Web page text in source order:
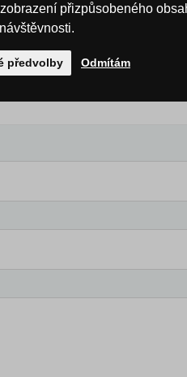
přizpůsobeného
předvolby Odmítám